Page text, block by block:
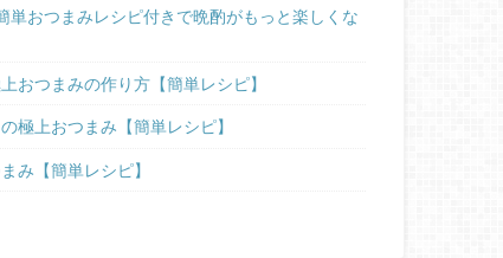
おつまみレシピ付きで晩酌がもっと楽しくな
おつまみの作り方【簡単レシピ】
極上おつまみ【簡単レシピ】
み【簡単レシピ】